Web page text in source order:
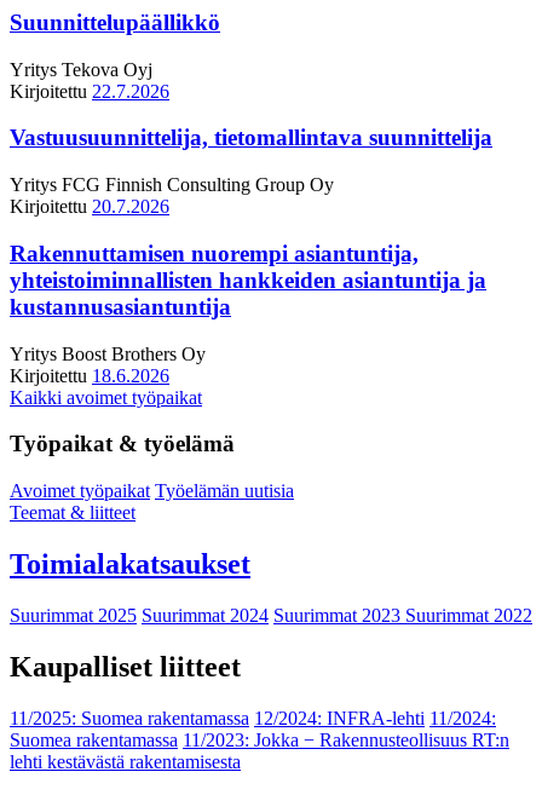
Suunnittelupäällikkö
Yritys Tekova Oyj
Kirjoitettu 22.7.2026
Vastuusuunnittelija, tietomallintava suunnittelija
Yritys FCG Finnish Consulting Group Oy
Kirjoitettu 20.7.2026
Rakennuttamisen nuorempi asiantuntija,
yhteistoiminnallisten hankkeiden asiantuntija ja
kustannusasiantuntija
Yritys Boost Brothers Oy
Kirjoitettu 18.6.2026
Kaikki avoimet työpaikat
Työpaikat & työelämä
Avoimet työpaikat Työelämän uutisia
Teemat & liitteet
Toimialakatsaukset
Suurimmat 2025 Suurimmat 2024 Suurimmat 2023 Suurimmat 2022
Kaupalliset liitteet
11/2025: Suomea rakentamassa 12/2024: INFRA-lehti 11/2024:
Suomea rakentamassa 11/2023: Jokka − Rakennusteollisuus RT:n
lehti kestävästä rakentamisesta